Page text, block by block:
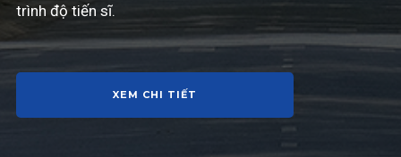
trình độ tiến sĩ.
XEM CHI TIẾT